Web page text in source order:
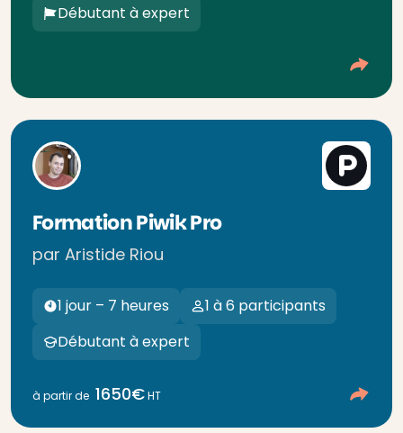
Débutant à expert
Formation Piwik Pro
par Aristide Riou
1 jour – 7 heures
1 à 6 participants
Débutant à expert
à partir de 1650€HT